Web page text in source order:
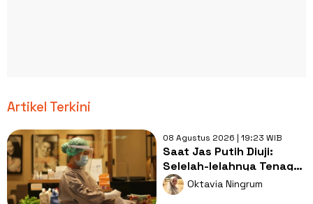
Artikel Terkini
08 Agustus 2026 | 19:23 WIB
Saat Jas Putih Diuji:
Selelah-lelahnya Tenaga
Kesehatan, Tetap Lebih
Melelahkan Jadi Pasien
Oktavia Ningrum